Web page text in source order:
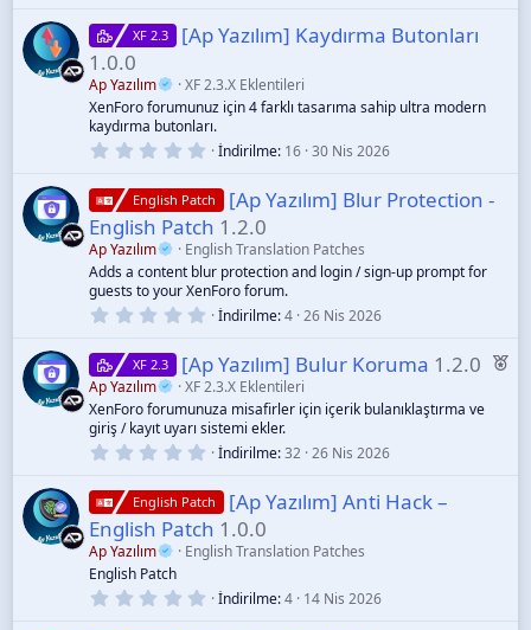
0
y
l
d
ı
z
XF 2.3
[Ap Yazılım] Kaydırma Butonları
1.0.0
Ap Yazılım
XF 2.3.X Eklentileri
XenForo forumunuz için 4 farklı tasarıma sahip ultra modern
kaydırma butonları.
0
0
y
ı
l
d
ı
z
İndirilme 16 30 Nis 2026
English Patch
[Ap Yazılım] Blur Protection -
English Patch 1.2.0
Ap Yazılım
English Translation Patches
Adds a content blur protection and login / sign-up prompt for
guests to your XenForo forum.
0
0
y
ı
l
d
İndirilme 4 26 Nis 2026
Ö
XF 2.3 [Ap Yazılım] Bulur Koruma 1.2.0
Ap Yazılım
XF 2.3.X Eklentileri
XenForo forumunuza misafirler için içerik bulanıklaştırma ve
giriş / kayıt uyarı sistemi ekler.
0
0
y
ı
l
d
z
İndirilme 32 26 Nis 2026
English Patch
[Ap Yazılım] Anti Hack –
English Patch 1.0.0
Ap Yazılım
English Translation Patches
English Patch
0İndirilme 4 14 Nis 2026